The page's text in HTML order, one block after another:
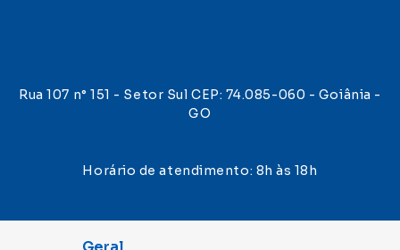
Rua 107 n° 151 - Setor Sul CEP: 74.085-060 - Goiânia -
GO
Horário de atendimento: 8h às 18h